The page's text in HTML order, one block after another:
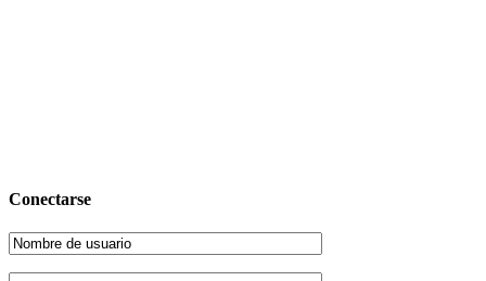
Conectarse